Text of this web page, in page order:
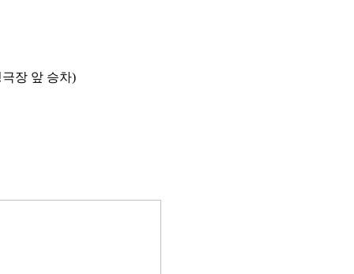
장 앞 승차)